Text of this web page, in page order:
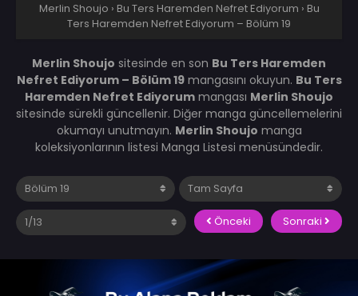
Merlin Shoujo › Bu Ters Haremden Nefret Ediyorum › Bu
Ters Haremden Nefret Ediyorum – Bölüm 19
Merlin Shoujo sitesinde en son Bu Ters Haremden
Nefret Ediyorum – Bölüm 19mangasını okuyun. Bu Ters
Haremden Nefret Ediyorum mangası Merlin Shoujo
sitesinde sürekli güncellenir. Diğer manga güncellemelerini
okumayı unutmayın. Merlin Shoujo manga
koleksiyonlarının listesi Manga Listesi menüsündedir.
Önceki Sonraki